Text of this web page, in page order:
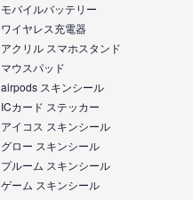
モバイルバッテリー
ワイヤレス充電器
アクリル スマホスタンド
マウスパッド
airpods スキンシール
ICカード ステッカー
アイコス スキンシール
グロー スキンシール
プルーム スキンシール
ゲーム スキンシール